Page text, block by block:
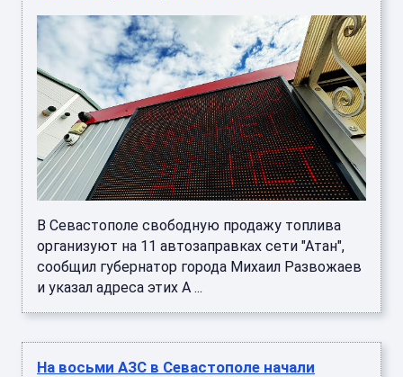
В Севастополе свободную продажу топлива
организуют на 11 автозаправках сети "Атан",
сообщил губернатор города Михаил Развожаев
и указал адреса этих А ...
На восьми АЗС в Севастополе начали